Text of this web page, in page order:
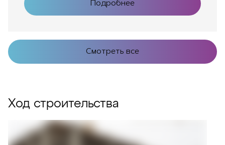
Подробнее
Смотреть все
Ход строительства